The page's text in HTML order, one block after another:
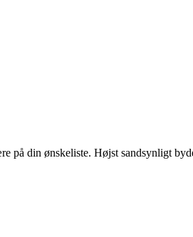
din ønskeliste. Højst sandsynligt